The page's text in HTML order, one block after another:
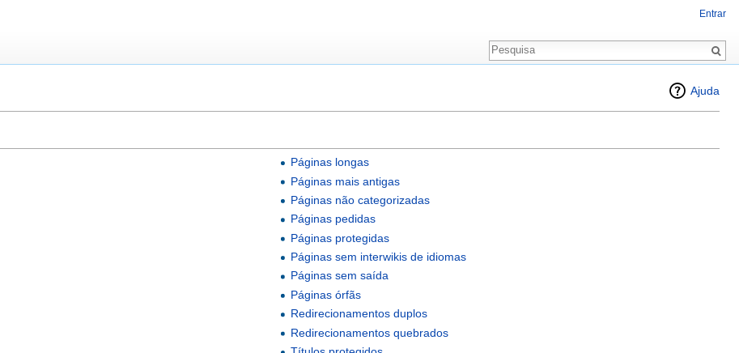
Ajuda
Páginas longas
Páginas mais antigas
Páginas não categorizadas
Páginas pedidas
Páginas protegidas
Páginas sem interwikis de idiomas
Páginas sem saída
Páginas órfãs
Redirecionamentos duplos
Redirecionamentos quebrados
Entrar